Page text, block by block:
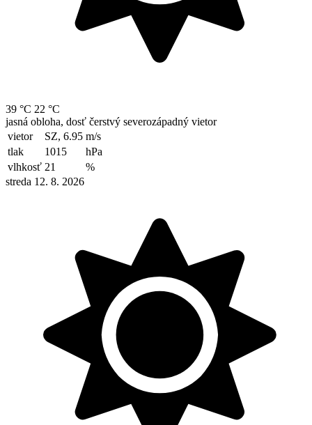
39 °C 22 °C
jasná obloha, dosť čerstvý severozápadný vietor
vietor
SZ, 6.95 m/s
tlak
1015
hPa
vlhkosť 21
%
streda 12. 8. 2026